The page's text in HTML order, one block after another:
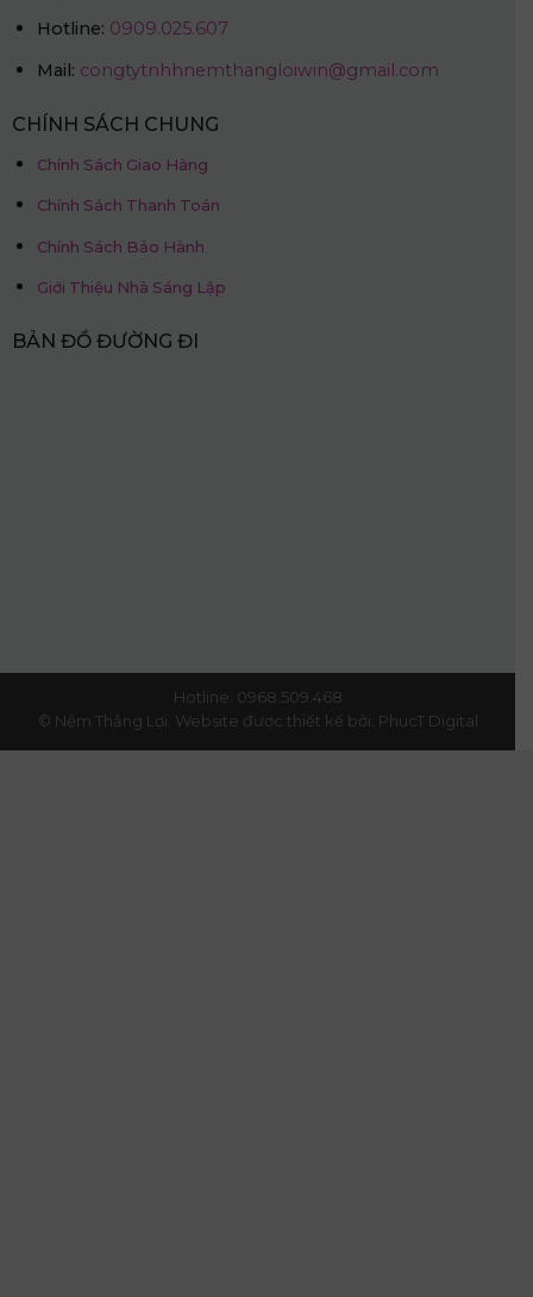
Hotline: 0909.025.607
Mail: congtytnhhnemthangloiwin@gmail.com
CHÍNH SÁCH CHUNG
Chính Sách Giao Hàng
Chính Sách Thanh Toán
Chính Sách Bảo Hành
Giới Thiệu Nhà Sáng Lập
BẢN ĐỒ ĐƯỜNG ĐI
Hotline: 0968.509.468
© Nệm Thắng Lợi. Website được thiết kế bởi: PhucT Digital